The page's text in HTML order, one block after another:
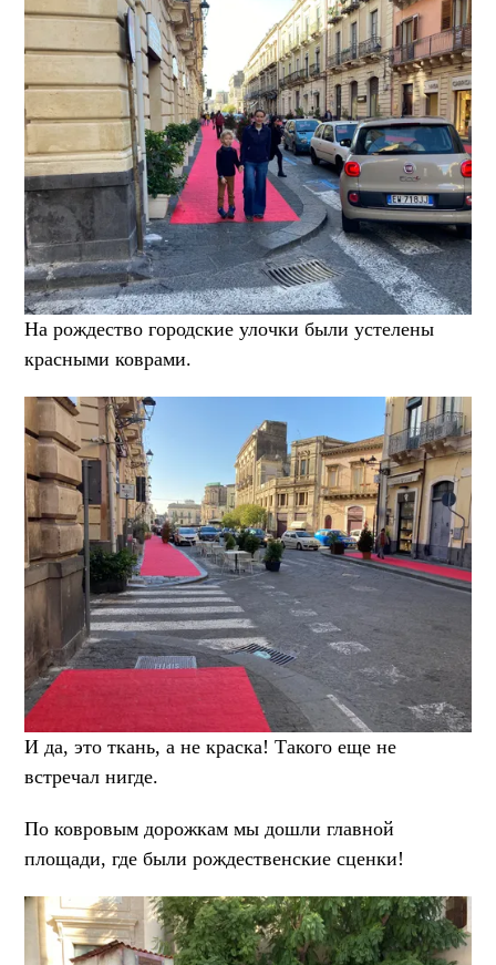
На рождество городские улочки были устелены
красными коврами.
И да, это ткань, а не краска! Такого еще не
встречал нигде.
По ковровым дорожкам мы дошли главной
площади, где были рождественские сценки!